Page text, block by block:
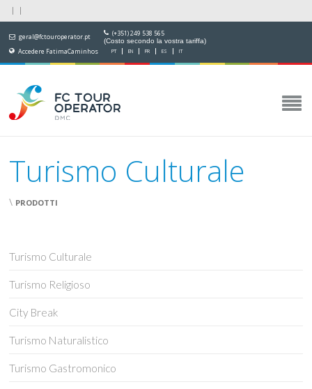
geral@fctouroperator.pt (+351) 249 538 565
(Costo secondo la vostra tariffa)
Accedere FatimaCaminhos PT EN FR ES IT
Turismo Culturale
\ PRODOTTI
Turismo Culturale
Turismo Religioso
City Break
Turismo Naturalistico
Turismo Gastromonico